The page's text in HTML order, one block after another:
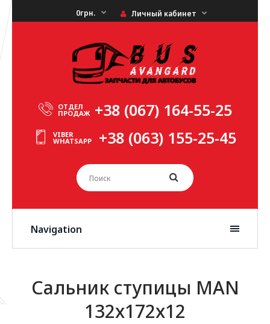
0грн. Личный кабинет
ОТДЕЛ
ПРОДАЖ +38 (067) 164-55-25
VIBER
WHATSAPP +38 (063) 155-25-45
Navigation
Сальник ступицы MAN
132x172x12